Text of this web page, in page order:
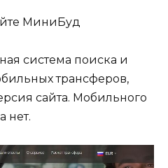
система поиска и
трансферов,
сайта. Мобильного
нет.